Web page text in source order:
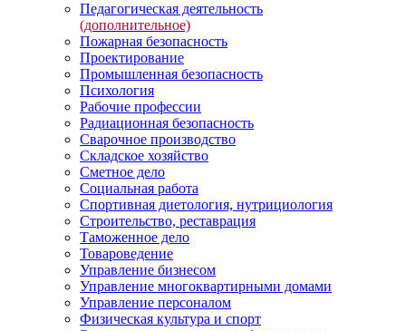
Педагогическая деятельность
(дополнительное)
Пожарная безопасность
Проектирование
Промышленная безопасность
Психология
Рабочие профессии
Радиационная безопасность
Сварочное производство
Складское хозяйство
Сметное дело
Социальная работа
Спортивная диетология, нутрициология
Строительство, реставрация
Таможенное дело
Товароведение
Управление бизнесом
Управление многоквартирными домами
Управление персоналом
Физическая культура и спорт